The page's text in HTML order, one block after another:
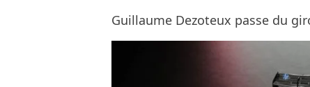
Guillaume Dezoteux passe du